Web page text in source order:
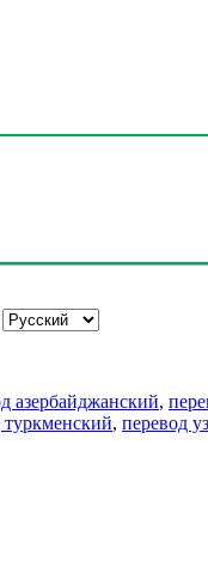
азербайджанский,
туркменский, перевод